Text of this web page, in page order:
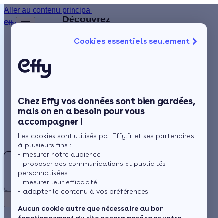
Cookies essentiels seulement
Chez Effy vos données sont bien gardées,
mais on en a besoin pour vous
accompagner !
Les cookies sont utilisés par Effy.fr et ses partenaires
à plusieurs fins :
- mesurer notre audience
- proposer des communications et publicités
personnalisées
- mesurer leur efficacité
- adapter le contenu à vos préférences.
Aucun cookie autre que nécessaire au bon
Aller au contenu principal
Chauffage
Rénovation globale
Aides et Primes
Actualités
Espace Client
Retour
T G S P
Découvrez
artisans
E
EASYCHAUFF
5.0 (1 avis)
Arrondissement
Travaux